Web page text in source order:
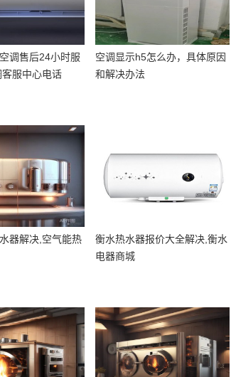
调售后24小时服
服中心电话
空调显示h5怎么办，具体原因
和解决办法
器解决,空气能热
衡水热水器报价大全解决,衡水
电器商城